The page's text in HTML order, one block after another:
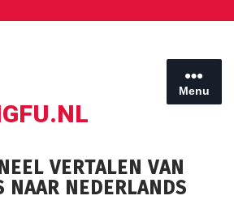
Menu
VERTALEN VAN
NAAR NEDERLANDS